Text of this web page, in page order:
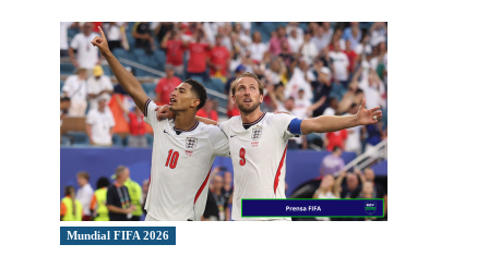
sobre
Dos
clásicos
en
Semifinales:
Uno
europeo
y
Mundial FIFA 2026